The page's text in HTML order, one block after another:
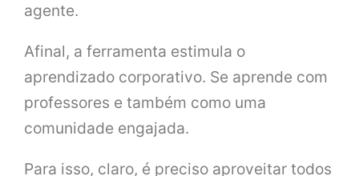
agente.
Afinal, a ferramenta estimula o
aprendizado corporativo. Se aprende com
professores e também como uma
comunidade engajada.
Para isso, claro, é preciso aproveitar todos